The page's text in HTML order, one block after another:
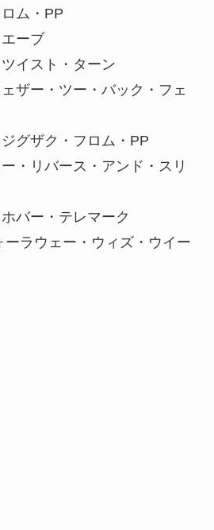
ム・PP
ーブ
イスト・ターン
ザー・ツー・バック・フェ
グザク・フロム・PP
・リバース・アンド・スリ
バー・テレマーク
ーラウェー・ウィズ・ウイー